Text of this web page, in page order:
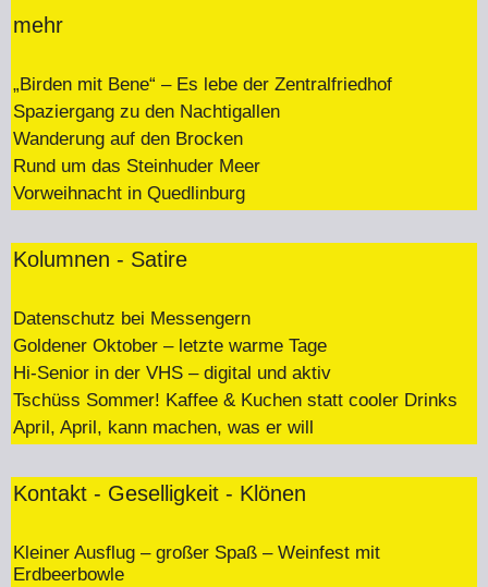
mehr
„Birden mit Bene“ – Es lebe der Zentralfriedhof
Spaziergang zu den Nachtigallen
Wanderung auf den Brocken
Rund um das Steinhuder Meer
Vorweihnacht in Quedlinburg
Kolumnen - Satire
Datenschutz bei Messengern
Goldener Oktober – letzte warme Tage
Hi-Senior in der VHS – digital und aktiv
Tschüss Sommer! Kaffee & Kuchen statt cooler Drinks
April, April, kann machen, was er will
Kontakt - Geselligkeit - Klönen
Kleiner Ausflug – großer Spaß – Weinfest mit
Erdbeerbowle